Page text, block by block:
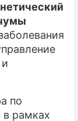
РЕЛИЗЫ
по
в рамках